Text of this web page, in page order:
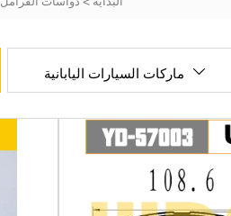
ماركات السيارات اليابانية 